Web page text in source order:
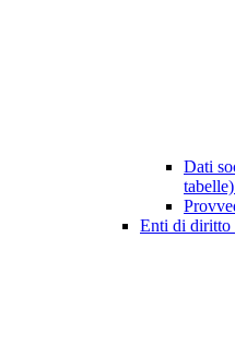
Dati
tabelle)
Enti di diritto